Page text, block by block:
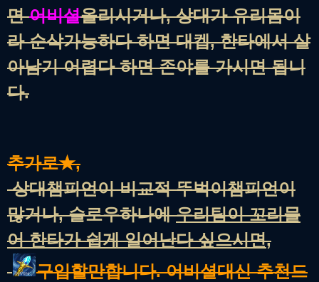
면어비셜올리시거나, 상대가 유리몸이
라 순삭가능하다 하면 대켑, 한타에서 살
아남기 어렵다 하면 존야를 가시면 됩니
다.
추가로★,
상대챔피언이 비교적 뚜벅이챔피언이
많거나, 슬로우하나에우리팀이 꼬리물
어 한타가 쉽게 일어난다 싶으시면,
구입할만합니다. 어비셜대신 추천드